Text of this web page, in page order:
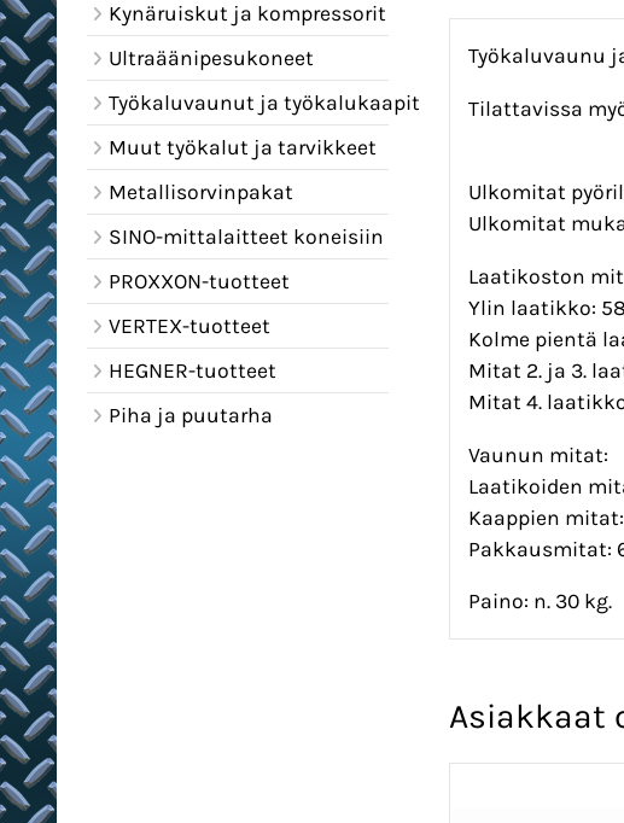
Kynäruiskut ja kompressorit
Ultraäänipesukoneet
Työkaluvaunut ja työkalukaapit
Muut työkalut ja tarvikkeet
Metallisorvinpakat
SINO-mittalaitteet koneisiin
PROXXON-tuotteet
VERTEX-tuotteet
HEGNER-tuotteet
Piha ja puutarha
Työkaluvaunu
Tilattavissa
Ulkomitat
Ulkomitat
Laatikoston
Ylin laatikko:
Kolme pientä
Mitat 2. ja 3.
Mitat 4.
Vaunun mitat:
Laatikoiden
Kaappien
Pakkausmitat:
Paino: n. 30 kg.
Asiakkaat